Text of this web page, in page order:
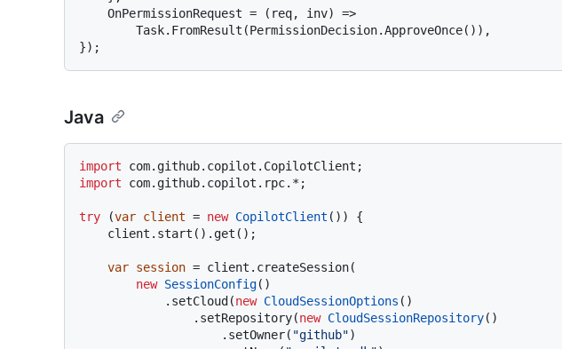
Java
import
import com.github.copilot.rpc.*;
try (var client = new CopilotClient ()) {
var session = client.createSession(
new SessionConfig()
            .setCloud(
new CloudSessionOptions ()
                .setRepository(
new CloudSessionRepository()
                    .setOwner(
"github")